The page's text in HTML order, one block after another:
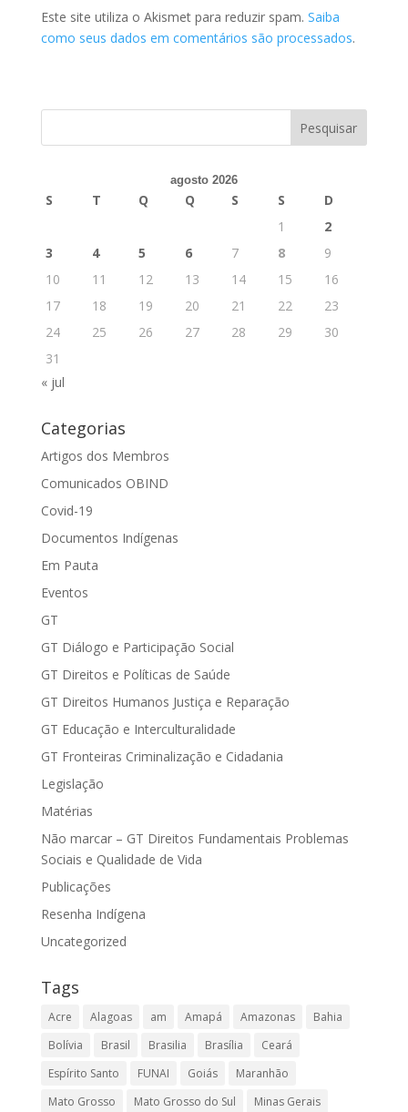
Este site utiliza o Akismet para reduzir spam. Saiba
como seus dados em comentários são processados.
agosto 2026
S T Q Q S S
D
1
2
3
4 5 6 7 8
9
10
11 12 13 14 15
16
17
18 19 20 21 22
23
24
25 26 27 28 29
30
31
« jul
Categorias
Artigos dos Membros
Comunicados OBIND
Covid-19
Documentos Indígenas
Em Pauta
Eventos
GT
GT Diálogo e Participação Social
GT Direitos e Políticas de Saúde
GT Direitos Humanos Justiça e Reparação
GT Educação e Interculturalidade
GT Fronteiras Criminalização e Cidadania
Legislação
Matérias
Não marcar – GT Direitos Fundamentais Problemas
Sociais e Qualidade de Vida
Publicações
Resenha Indígena
Uncategorized
Tags
Acre Alagoas am Amapá Amazonas
Bahia
Bolívia
Brasil Brasilia Brasília
Ceará
Espírito Santo
FUNAI Goiás
Maranhão
Mato Grosso
Mato Grosso do Sul
Minas Gerais